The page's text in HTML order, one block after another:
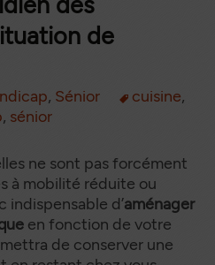
de
, Sénior cuisine,
, sénior
ne sont pas forcément
à mobilité réduite ou
indispensable d’aménager
en fonction de votre
de conserver une